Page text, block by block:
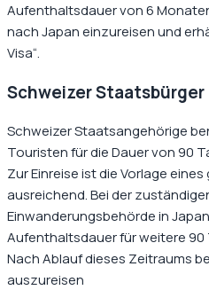
Aufenthaltsdauer von 6
nach Japan einzureisen und
Visa“.
Schweizer Staatsbürger
Schweizer Staatsangehörige
Touristen für die Dauer von 90
Zur Einreise ist die Vorlage
ausreichend. Bei der
Einwanderungsbehörde in
Aufenthaltsdauer für weitere 90
Nach Ablauf dieses Zeitraums
auszureisen